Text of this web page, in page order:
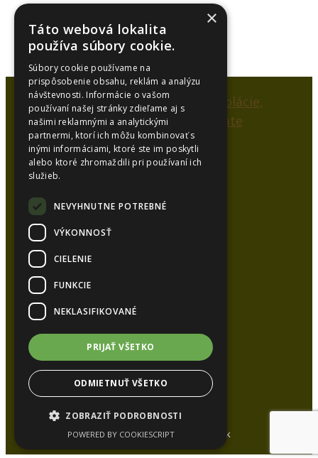
06.03.2024
SYNCOL, s.r.o.
038 15 Karlová
www.pur-izolacie.sk
All rights reserved www.syncol.sk
×
Táto webová lokalita
používa súbory cookie.
Súbory cookie používame na
prispôsobenie obsahu, reklám a analýzu
návštevnosti. Informácie o vašom
používaní našej stránky zdieľame aj s
našimi reklamnými a analytickými
partnermi, ktorí ich môžu kombinovať s
inými informáciami, ktoré ste im poskytli
alebo ktoré zhromaždili pri používaní ich
služieb.
NEVYHNUTNE POTREBNÉ
VÝKONNOSŤ
CIELENIE
FUNKCIE
NEKLASIFIKOVANÉ
PRIJAŤ VŠETKO
ODMIETNUŤ VŠETKO
ZOBRAZIŤ PODROBNOSTI
POWERED BY COOKIESCRIPT